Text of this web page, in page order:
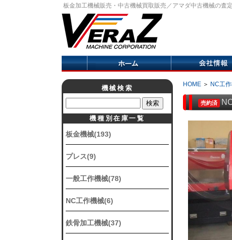
板金加工機械販売・中古機械買取販売／アマダ中古機械の査
機械検索
機種別在庫一覧
板金機械(193)
プレス(9)
一般工作機械(78)
NC工作機械(6)
鉄骨加工機械(37)
HOME ＞ NC工
売約済